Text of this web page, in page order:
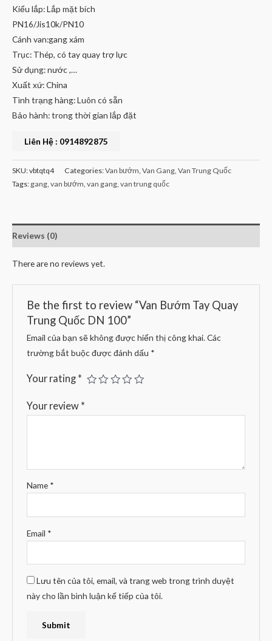
Kiểu lắp: Lắp mặt bích
PN16/Jis10k/PN10
Cánh van:gang xám
Trục: Thép, có tay quay trợ lực
Sử dụng: nước ,…
Xuất xứ: China
Tình trạng hàng: Luôn có sẵn
Bảo hành: trong thời gian lắp đặt
Liên Hệ : 0914892875
SKU:vbtqtq4 Categories:Van bướm Van Gang Van Trung Quốc
Tags: gang van bướm van gang van trung quốc
Reviews (0)
There are no reviews yet.
Be the first to review “Van Bướm Tay Quay
Trung Quốc DN 100”
Email của bạn sẽ không được hiển thị công khai.Các
trường bắt buộc được đánh dấu *
Your rating *
Your review *
Name *
Email *
Lưu tên của tôi, email, và trang web trong trình duyệt
này cho lần bình luận kế tiếp của tôi.